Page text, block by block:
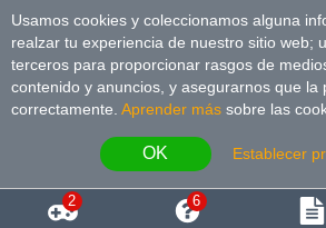
Usamos cookies y coleccionamos alguna
realzar tu experiencia de nuestro sitio web;
terceros para proporcionar rasgos de
contenido y anuncios, y asegurarnos que la
correctamente. Aprender más sobre las
OK Establecer
2 6